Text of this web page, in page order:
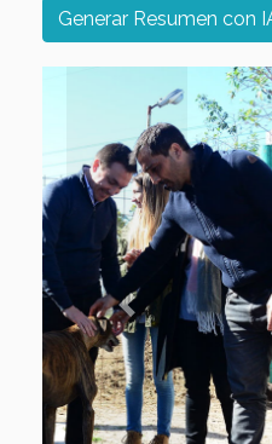
Generar Resumen con
Previous